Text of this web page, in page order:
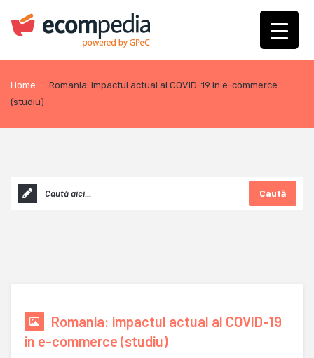
Home - Romania: impactul actual al COVID-19 in e-commerce
(studiu)
Caută
Romania: impactul actual al COVID-19
in e-commerce (studiu)